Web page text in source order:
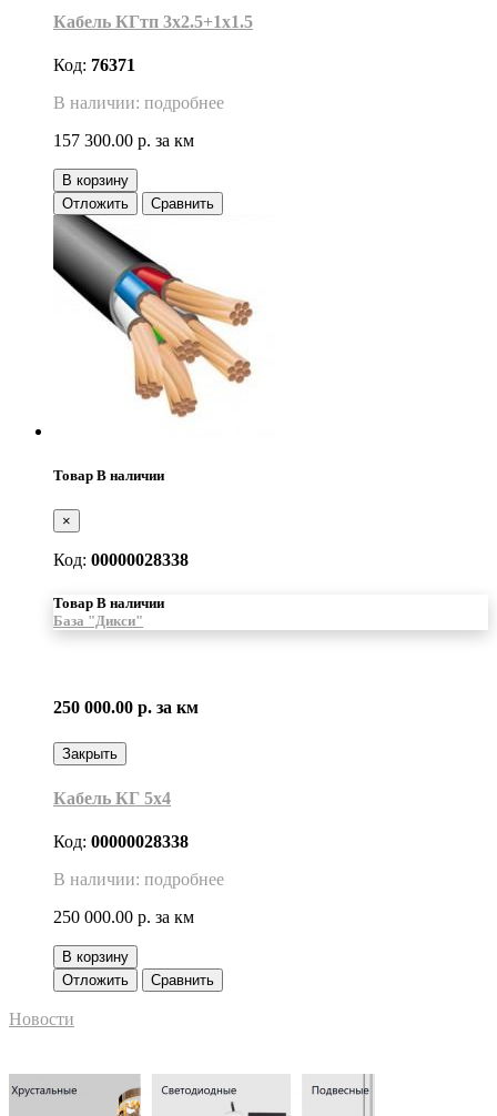
Кабель КГтп 3х2.5+1х1.5
Код: 76371
В наличии: подробнее
157 300.00 р. за км
В корзину
Отложить
Сравнить
Товар В наличии
×
Код: 00000028338
Товар В наличии
База "Дикси"
250 000.00 р. за км
Закрыть
Кабель КГ 5х4
Код: 00000028338
В наличии: подробнее
250 000.00 р. за км
В корзину
Отложить
Сравнить
Новости